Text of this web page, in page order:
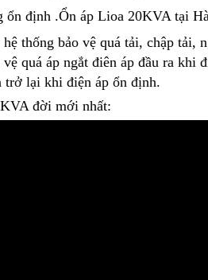
ổn định .Ổn áp Lioa 20KVA tại
hệ thống bảo vệ quá tải, chập tải,
quá áp ngắt điên áp đầu ra khi
trở lại khi điện áp ổn định.
đời mới nhất: